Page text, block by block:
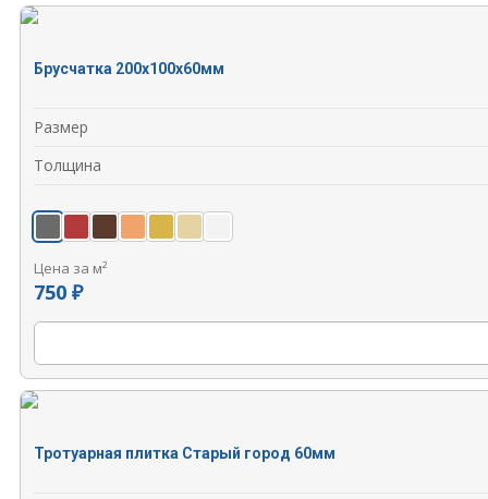
Брусчатка 200x100x60мм
Размер
Толщина
Цена за м²
750 ₽
Тротуарная плитка Старый город 60мм